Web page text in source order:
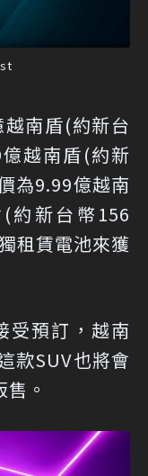
南盾(約新台
越南盾(約新
為9.99億越南
約新台幣156
租賃電池來獲
受預訂，越南
款SUV也將會
。